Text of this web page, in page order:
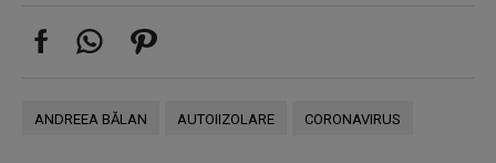
ANDREEA BĂLAN AUTOIIZOLARE CORONAVIRUS